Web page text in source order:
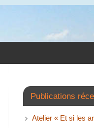
Publications
Atelier « Et si les